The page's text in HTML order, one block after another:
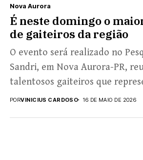
Nova Aurora
É neste domingo o
de gaiteiros da região
O evento será realizado no
Sandri, em Nova Aurora-PR,
talentosos gaiteiros que
nossa região em um...
PORVINICIUS CARDOSO 16 DE MAIO DE 2026